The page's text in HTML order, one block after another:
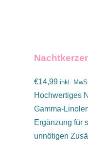
€14,99 inkl.
Hochwertiges
Gamma-
Ergänzung für
unnötigen